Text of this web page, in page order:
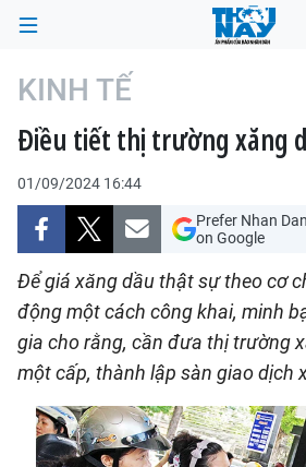
TRANG CHỦ
THỜI SỰ
CHÍNH TRỊ
XÃ HỘI
KINH TẾ
ĐÔ THỊ
KINH TẾ
Điều tiết thị trường xăng
01/09/2024 16:44
Prefer Nhan Dan
on Google
Để giá xăng dầu thật sự theo cơ
động một cách công khai, minh
gia cho rằng, cần đưa thị trường
một cấp, thành lập sàn giao dịch